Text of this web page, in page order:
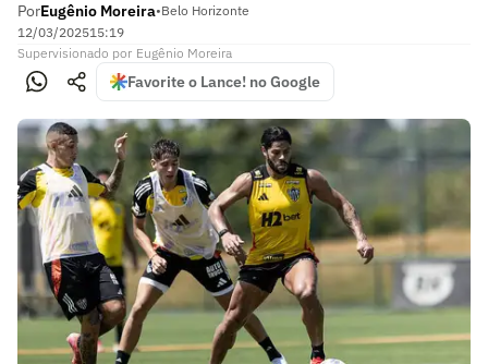
PorEugênio Moreira•Belo Horizonte
12/03/202515:19
Supervisionado por Eugênio Moreira
Favorite o Lance! no Google